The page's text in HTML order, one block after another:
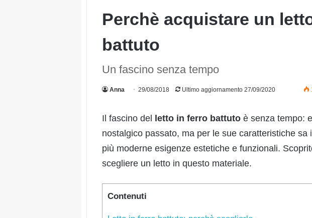
Perchè acquistare un
battuto
Un fascino senza tempo
Anna 29/08/2018 Ultimo aggiornamento 27/09/2020
Il fascino del letto in ferro battuto è senza tempo:
nostalgico passato, ma per le sue caratteristiche sa
più moderne esigenze estetiche e funzionali.
scegliere un letto in questo materiale.
Contenuti